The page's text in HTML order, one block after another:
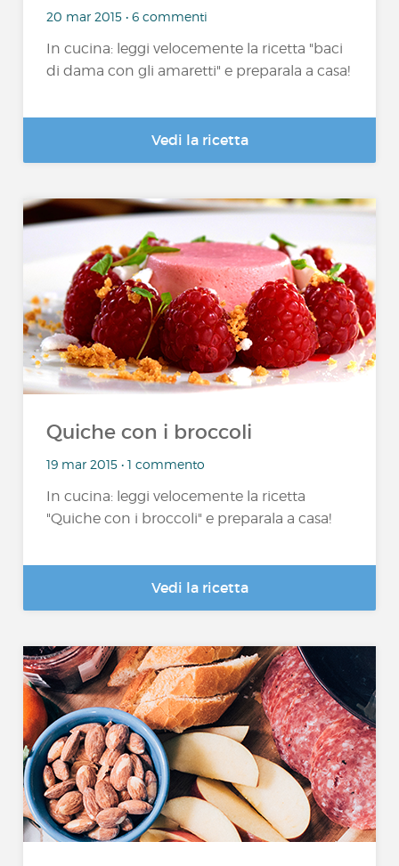
20 mar 2015 • 6 commenti
In cucina: leggi velocemente la ricetta "baci
di dama con gli amaretti" e preparala a casa!
Vedi la ricetta
Quiche con i broccoli
19 mar 2015 • 1 commento
In cucina: leggi velocemente la ricetta
"Quiche con i broccoli" e preparala a casa!
Vedi la ricetta